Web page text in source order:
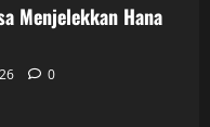
Menjelekkan Hana
0